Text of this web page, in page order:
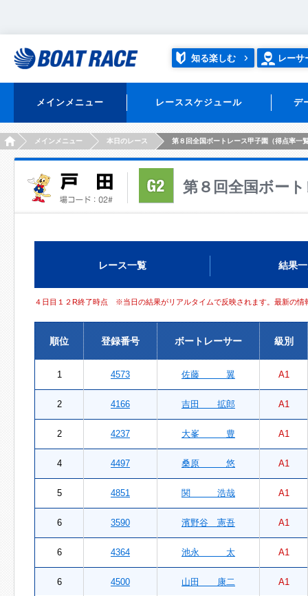
知る楽しむ レーサ
メインメニュー レーススケジュール デ
HOMEメインメニュー 本日のレース 第８回全国ボートレース甲子園（得点率一
第８回全国ボー
レース一覧 結果
４日目１２R終了時点 ※当日の結果がリアルタイムで反映されます。最新の情
順位 登録番号 ボートレーサー 級別
1 4573 佐藤 翼 A1
2 4166 吉田 拡郎 A1
2 4237 大峯 豊 A1
4 4497 桑原 悠 A1
5 4851 関 浩哉 A1
6 3590 濱野谷 憲吾 A1
6 4364 池永 太 A1
6 4500 山田 康二 A1